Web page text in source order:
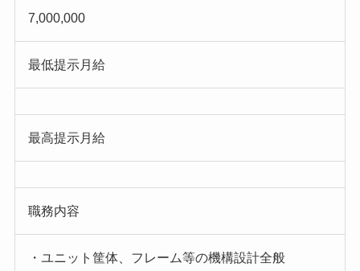
7,000,000
最低提示月給
最高提示月給
職務内容
・ユニット筐体、フレーム等の機構設計全般